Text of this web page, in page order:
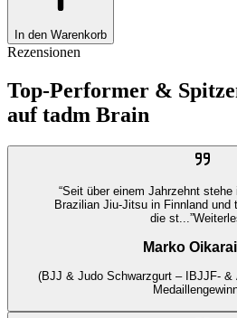
In den Warenkorb
Rezensionen
Top-Performer &
auf tadm Brain
“Seit über einem Jahrzehnt
Brazilian Jiu-Jitsu in Finnland und
die st...”
Marko
(BJJ & Judo Schwarzgurt – IBJJF-